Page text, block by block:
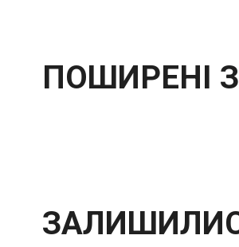
ПОШИРЕНІ